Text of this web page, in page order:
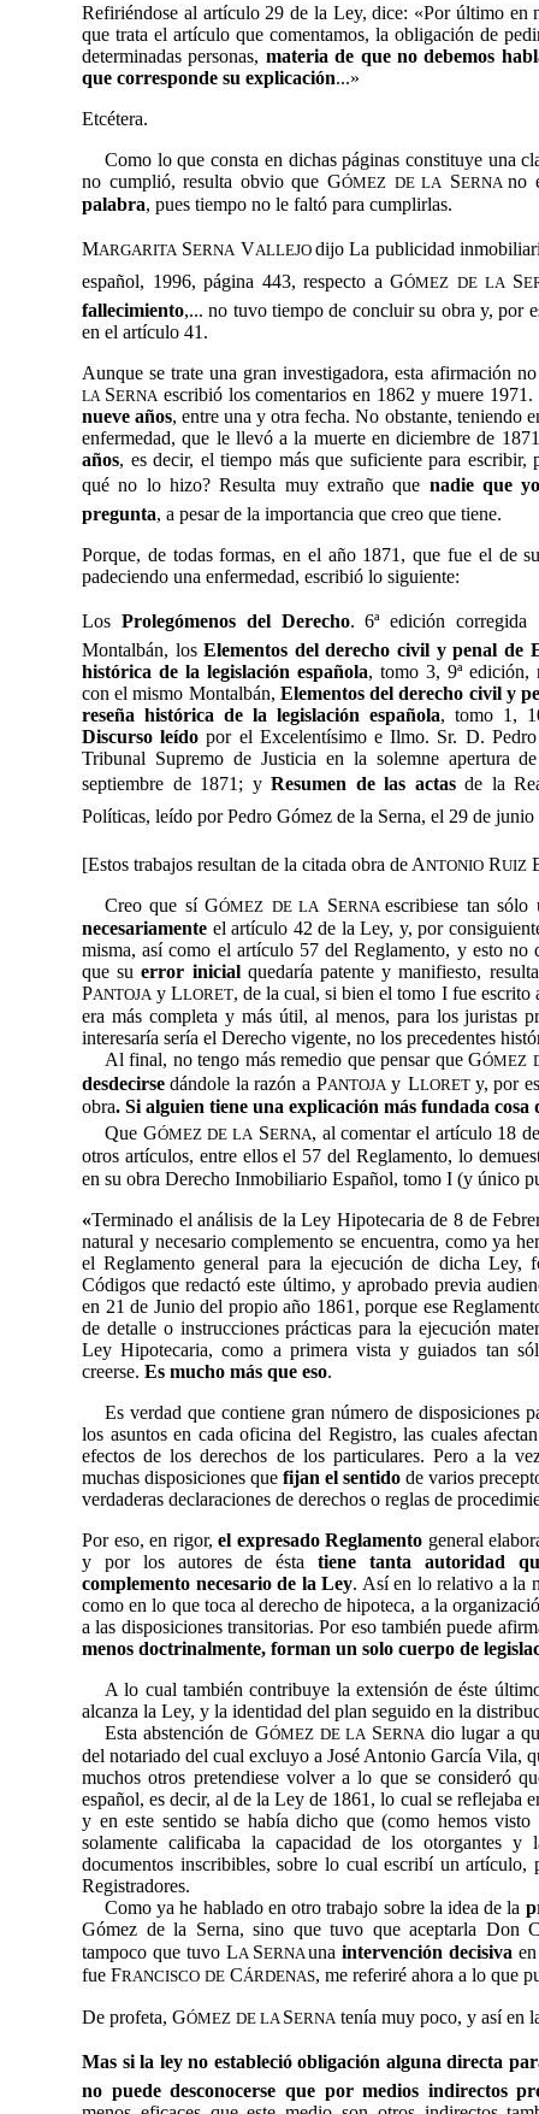
Refiriéndose al artículo 29 de la Ley, dice: «Por último en
que trata el artículo que comentamos, la obligación de
determinadas personas, materia de que no debemos
que corresponde su explicación...»
Etcétera.
Como lo que consta en dichas páginas constituye una
no cumplió, resulta obvio que GÓMEZ DE LA SERNAno
palabra, pues tiempo no le faltó para cumplirlas.
MARGARITA SERNA VALLEJOdijo La publicidad
español, 1996, página 443, respecto aGÓMEZ DE LA S
fallecimiento,... no tuvo tiempo de concluir su obra y, por
en el artículo 41.
Aunque se trate una gran investigadora, esta afirmación
LA SERNA escribió los comentarios en 1862 y muere
nueve años, entre una y otra fecha. No obstante, teniendo
enfermedad, que le llevó a la muerte en diciembre de
años, es decir, el tiempo más que suficiente para
qué no lo hizo? Resulta muy extraño que nadie que
pregunta, a pesar de la importancia que creo que tiene.
Porque, de todas formas, en el año 1871, que fue el de
padeciendo una enfermedad, escribió lo siguiente:
Los Prolegómenos del Derecho. 6ª edición corregida
Montalbán, losElementos del derecho civil y penal de
histórica de la legislación española, tomo 3, 9ª edición,
con el mismo Montalbán, Elementos del derecho civil y
reseña histórica de la legislación española, tomo 1,
Discurso leído por el Excelentísimo e Ilmo. Sr. D.
Tribunal Supremo de Justicia en la solemne apertura
septiembre de 1871; yResumen de las actasde la
Políticas, leído por Pedro Gómez de la Serna, el 29 de junio
[Estos trabajos resultan de la citada obra de ANTONIO RUIZ
Creo que síGÓMEZ DE LA SERNAescribiese tan sólo
necesariamente el artículo 42 de la Ley, y, por
misma, así como el artículo 57 del Reglamento, y esto no
que suerror inicialquedaría patente y manifiesto,
PANTOJA y LLORET, de la cual, si bien el tomo I fue escrito
era más completa y más útil, al menos, para los juristas
interesaría sería el Derecho vigente, no los precedentes
Al final, no tengo más remedio que pensar queGÓMEZ
desdecirse dándole la razón a PANTOJA y LLORET y, por
obra. Si alguien tiene una explicación más fundada cosa
Que GÓMEZ DE LA SERNA, al comentar el artículo 18
otros artículos, entre ellos el 57 del Reglamento, lo
en su obra Derecho Inmobiliario Español, tomo I (y único
«Terminado el análisis de la Ley Hipotecaria de 8 de
natural y necesario complemento se encuentra, como ya
el Reglamento general para la ejecución de dicha Ley,
Códigos que redactó este último, y aprobado previa
en 21 de Junio del propio año 1861, porque ese
de detalle o instrucciones prácticas para la ejecución
Ley Hipotecaria, como a primera vista y guiados tan
creerse. Es mucho más que eso.
Es verdad que contiene gran número de disposiciones
los asuntos en cada oficina del Registro, las cuales
efectos de los derechos de los particulares. Pero a la
muchas disposiciones que fijan el sentido de varios
verdaderas declaraciones de derechos o reglas de
Por eso, en rigor,el expresado Reglamento general
y por los autores de éstatiene tanta autoridad
complemento necesario de la Ley. Así en lo relativo a la
como en lo que toca al derecho de hipoteca, a la
a las disposiciones transitorias. Por eso también puede
menos doctrinalmente, forman un solo cuerpo de
A lo cual también contribuye la extensión de éste
alcanza la Ley, y la identidad del plan seguido en la
Esta abstención de GÓMEZ DE LA SERNA dio lugar a
del notariado del cual excluyo a José Antonio García Vila,
muchos otros pretendiese volver a lo que se consideró
español, es decir, al de la Ley de 1861, lo cual se reflejaba
y en este sentido se había dicho que (como hemos visto
solamente calificaba la capacidad de los otorgantes y
documentos inscribibles, sobre lo cual escribí un
Registradores.
Como ya he hablado en otro trabajo sobrela idea de la
Gómez de la Serna, sino que tuvo que aceptarla Don
tampoco que tuvo LA SERNAunaintervención decisiva
fue FRANCISCO DE CÁRDENAS, me referiré ahora a lo que
De profeta, GÓMEZ DE LASERNA tenía muy poco, y así en
Mas si la ley no estableció obligación alguna directa
no puede desconocerse que por medios indirectos